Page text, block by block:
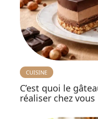
CUISINE
C’est quoi le
réaliser chez vous